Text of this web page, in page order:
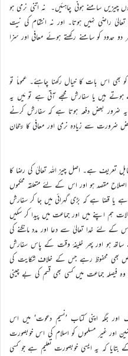
چیزیں سامنے ہونی چاہئیں۔ نہ اتنی نرمی ہو
راضی نہیں ہوتا۔ اور نہ انتقام کی نیت
حدود کو سامنے رکھتے ہوئے معافی اور سزا
بھی اس بات کا خیال رکھنا چاہئے۔ عموماً تو
ہیں یا سفارش مجھے آتی ہے تو مَیں یہ
یہ ضرور بعض دفعہ ہوتا ہے کہ سفارش کرنے
ضرورت سے زیادہ نرمی اور معافی کا رجحان
تعریف ہے۔ اصل چیز اللہ تعالیٰ کی رضا کا
مقصد ہو اور اس کے لئے متعلقہ محکموں
یا قضا ہے کہ بڑی گہرائی میں جا کر سفارش
ہم اپنے میں اور جماعت میں پیدا کر سکیں
لئے خدا تعالیٰ سے دعا اور مدد مانگنے کی
ہو اور پھر خلیفۂ وقت کے پاس سفارش
بھی محفوظ رہے جس کے خلاف شکایت کی
فیصلہ جماعت میں کسی بھی قسم کی بے چینی
اور جگہ اپنی کتاب ’نسیم دعوت‘ میں اس
اور غیر مسلموں کو اسلام کی اس خوبصورت
کہ یہ ایسی خوبصورت تعلیم ہے جو کسی